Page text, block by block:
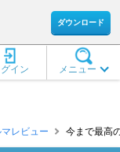
ダウンロード
メニュー
グイン
マレビュー 今まで最高